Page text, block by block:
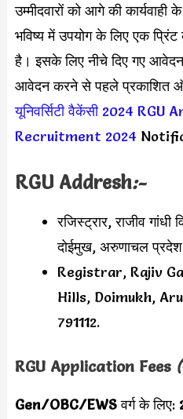
उम्मीदवारों को आगे की कार्यवाही
भविष्य में उपयोग के लिए एक
है। इसके लिए नीचे दिए गए
आवेदन करने से पहले प्रकाशित
यूनिवर्सिटी वैकेंसी 2024 RGU
Recruitment 2024
RGU Addresh:-
रजिस्ट्रार, राजीव गांधी
दोईमुख, अरुणाचल प्रदेश
Registrar, Rajiv
Hills, Doimukh,
791112.
RGU Application Fees
Gen/OBC/EWSवर्ग के लिए: